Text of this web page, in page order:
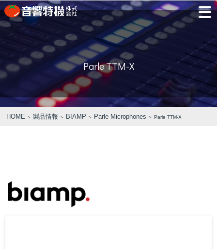
EN
PRODUCTS
製品情報
⾳響特機の特長
CONCEPT
⾳響特機の特長
特
機
特
モ
ル
ル
ム
PICK UP TRAINING
COMPANY
企業情報
概
要
営
所
社
沿
革
採
情
報
Parle TTM-X
HOME ＞製品情報 ＞ BIAMP ＞ Parle-Microphones ＞ Parle TTM-X